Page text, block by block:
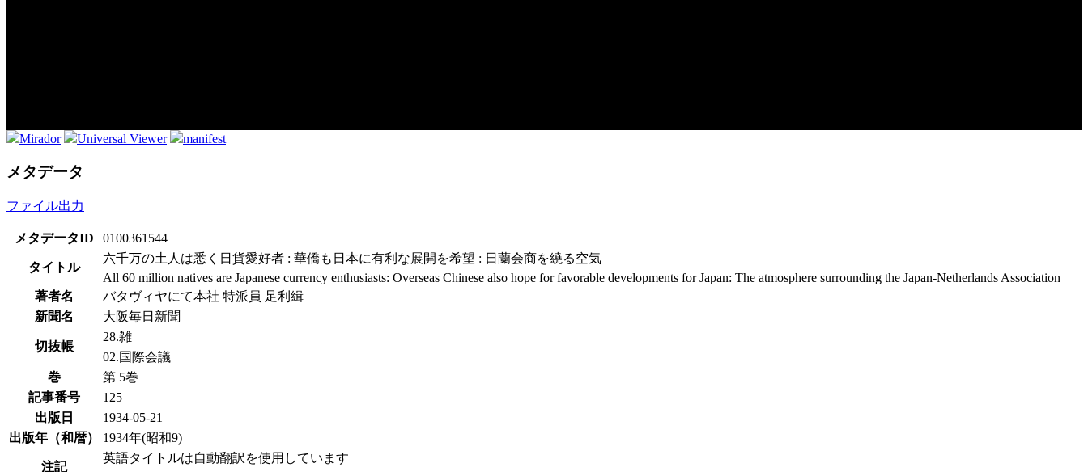
Mirador Universal Viewer manifest
メタデータ
ファイル出力
メタデータID 0100361544
タイトル
六千万の土人は悉く日貨愛好者 : 華僑も日本に有利な展開を希望 : 日蘭会商を繞る空気
All 60 million natives are Japanese currency enthusiasts: Overseas Chinese also hope for favorable developments for Japan: The atmosphere surrounding the Japan-Netherlands Association
著者名
バタヴィヤにて本社 特派員 足利緝
新聞名
大阪毎日新聞
切抜帳
28.雑
02.国際会議
巻
第 5巻
記事番号
125
出版日
1934-05-21
出版年（和暦）
1934年(昭和9)
注記
英語タイトルは自動翻訳を使用しています